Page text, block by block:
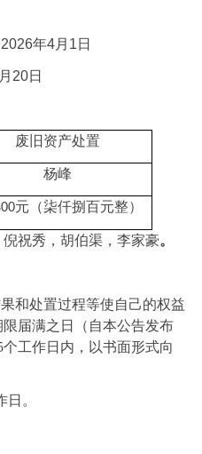
2026年4月 1 日
月 20日
废旧资产处置
杨峰
元（柒仟捌百元整）
倪祝秀 ，胡伯渠，李家豪。
和处置过程等使自己的权益
届满之日（自本公告发布
工作日内，以书面形式向
日。